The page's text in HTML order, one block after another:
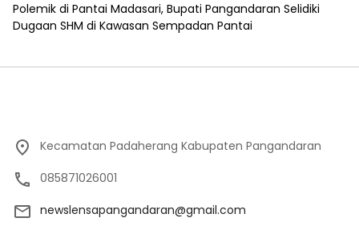
Polemik di Pantai Madasari, Bupati Pangandaran Selidiki
Dugaan SHM di Kawasan Sempadan Pantai
Kecamatan Padaherang Kabupaten Pangandaran
085871026001
newslensapangandaran@gmail.com